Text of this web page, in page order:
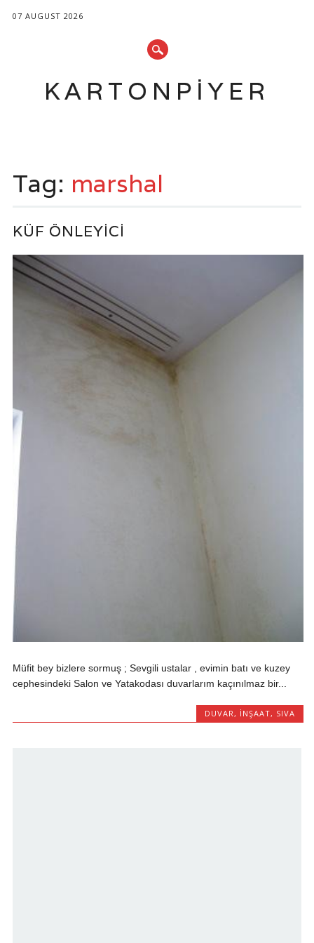
07 AUGUST 2026
KARTONPIYER
content
Tag: marshal
KÜF ÖNLEYICI
Müfit bey bizlere sormuş ; Sevgili ustalar , evimin batı ve kuzey
cephesindeki Salon ve Yatakodası duvarlarım kaçınılmaz bir...
DUVAR, İNŞAAT, SIVA